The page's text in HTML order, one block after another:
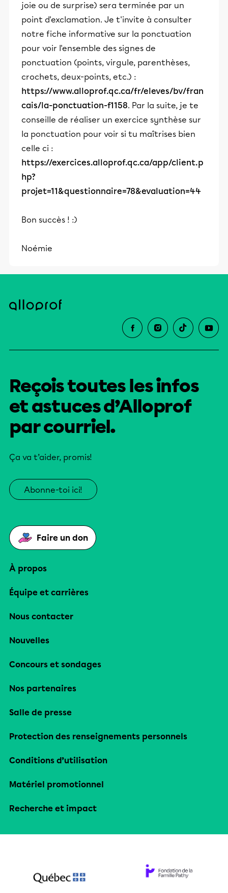
joie ou de surprise) sera terminée par un
point d'exclamation. Je t'invite à consulter
notre fiche informative sur la ponctuation
pour voir l'ensemble des signes de
ponctuation (points, virgule, parenthèses,
crochets, deux-points, etc.) :
https://www.alloprof.qc.ca/fr/eleves/bv/fran
cais/la-ponctuation-f1158. Par la suite, je te
conseille de réaliser un exercice synthèse sur
la ponctuation pour voir si tu maîtrises bien
celle ci :
https://exercices.alloprof.qc.ca/app/client.p
hp?
projet=11&questionnaire=78&evaluation=44
Bon succès ! :)
Noémie
Reçois toutes les infos
et astuces d’Alloprof
par courriel.
Ça va t’aider, promis!
Abonne-toi ici!
Faire un don
À propos
Équipe et carrières
Nous contacter
Nouvelles
Concours et sondages
Nos partenaires
Salle de presse
Protection des renseignements personnels
Conditions d’utilisation
Matériel promotionnel
Recherche et impact